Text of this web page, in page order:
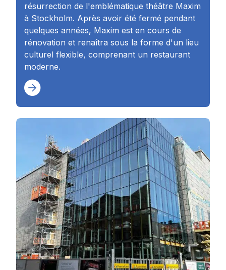
résurrection de l'emblématique théâtre Maxim
à Stockholm. Après avoir été fermé pendant
quelques années, Maxim est en cours de
rénovation et renaîtra sous la forme d'un lieu
culturel flexible, comprenant un restaurant
moderne.